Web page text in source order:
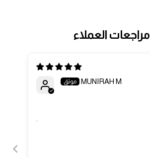
مراجعات العملاء
MUNIRAH M